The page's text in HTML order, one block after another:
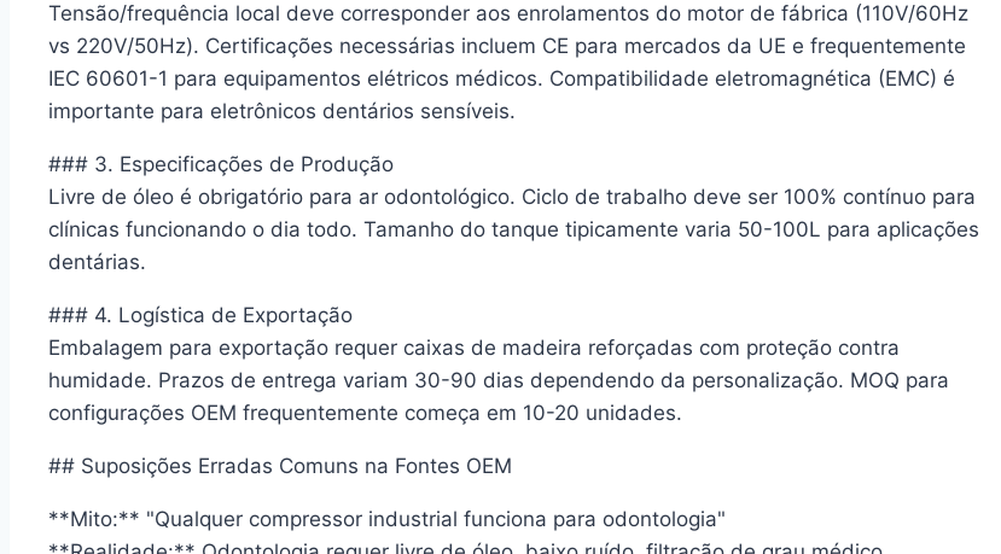
Tensão/frequência local deve corresponder aos enrolamentos do motor de fábrica (110V/60Hz
vs 220V/50Hz). Certificações necessárias incluem CE para mercados da UE e frequentemente
IEC 60601-1 para equipamentos elétricos médicos. Compatibilidade eletromagnética (EMC) é
importante para eletrônicos dentários sensíveis.
### 3. Especificações de Produção
Livre de óleo é obrigatório para ar odontológico. Ciclo de trabalho deve ser 100% contínuo para
clínicas funcionando o dia todo. Tamanho do tanque tipicamente varia 50-100L para aplicações
dentárias.
### 4. Logística de Exportação
Embalagem para exportação requer caixas de madeira reforçadas com proteção contra
humidade. Prazos de entrega variam 30-90 dias dependendo da personalização. MOQ para
configurações OEM frequentemente começa em 10-20 unidades.
## Suposições Erradas Comuns na Fontes OEM
**Mito:** "Qualquer compressor industrial funciona para odontologia"